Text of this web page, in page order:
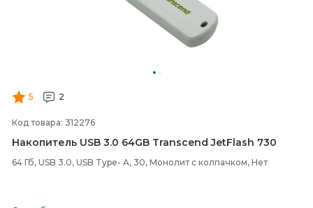
5 2
Код товара: 312276
Накопитель USB 3.0 64GB Transcend JetFlash 730
64 Гб, USB 3.0, USB Type- A, 30, Монолит с колпачком, Нет